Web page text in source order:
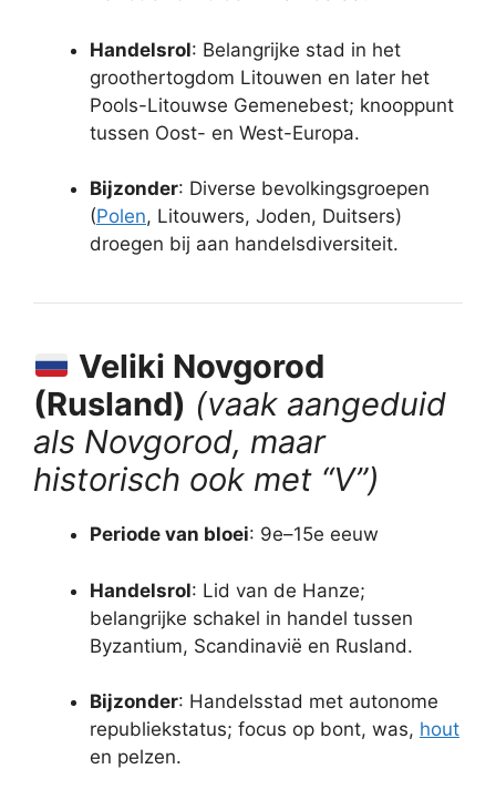
Handelsrol: Belangrijke stad in het
groothertogdom Litouwen en later het
Pools-Litouwse Gemenebest; knooppunt
tussen Oost- en West-Europa.
Bijzonder: Diverse bevolkingsgroepen
(Polen, Litouwers, Joden, Duitsers)
droegen bij aan handelsdiversiteit.
Veliki Novgorod
(Rusland) (vaak aangeduid
als Novgorod, maar
historisch ook met “V”)
Periode van bloei: 9e–15e eeuw
Handelsrol: Lid van de Hanze;
belangrijke schakel in handel tussen
Byzantium, Scandinavië en Rusland.
Bijzonder: Handelsstad met autonome
republiekstatus; focus op bont, was, hout
en pelzen.